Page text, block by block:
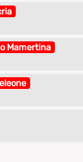
Mamertina